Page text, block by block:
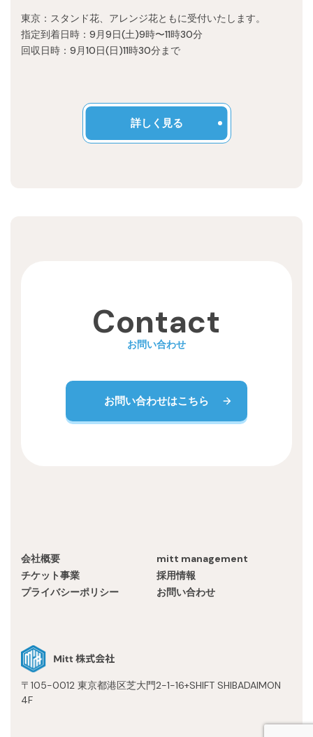
東京：スタンド花、アレンジ花ともに受付いたします。
指定到着日時：9月9日(土)9時〜11時30分
回収日時：9月10日(日)11時30分まで
詳しく見る
Contact
お問い合わせ
お問い合わせはこちら
会社概要
mitt management
チケット事業
採用情報
プライバシーポリシー
お問い合わせ
〒105-0012 東京都港区芝大門2-1-16+SHIFT SHIBADAIMON
4F